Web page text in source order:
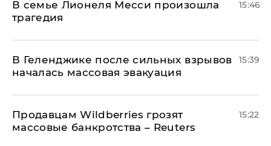
В семье Лионеля Месси произошла
трагедия
15:46
В Геленджике после сильных взрывов
началась массовая эвакуация
15:39
Продавцам Wildberries грозят
массовые банкротства – Reuters
15:22